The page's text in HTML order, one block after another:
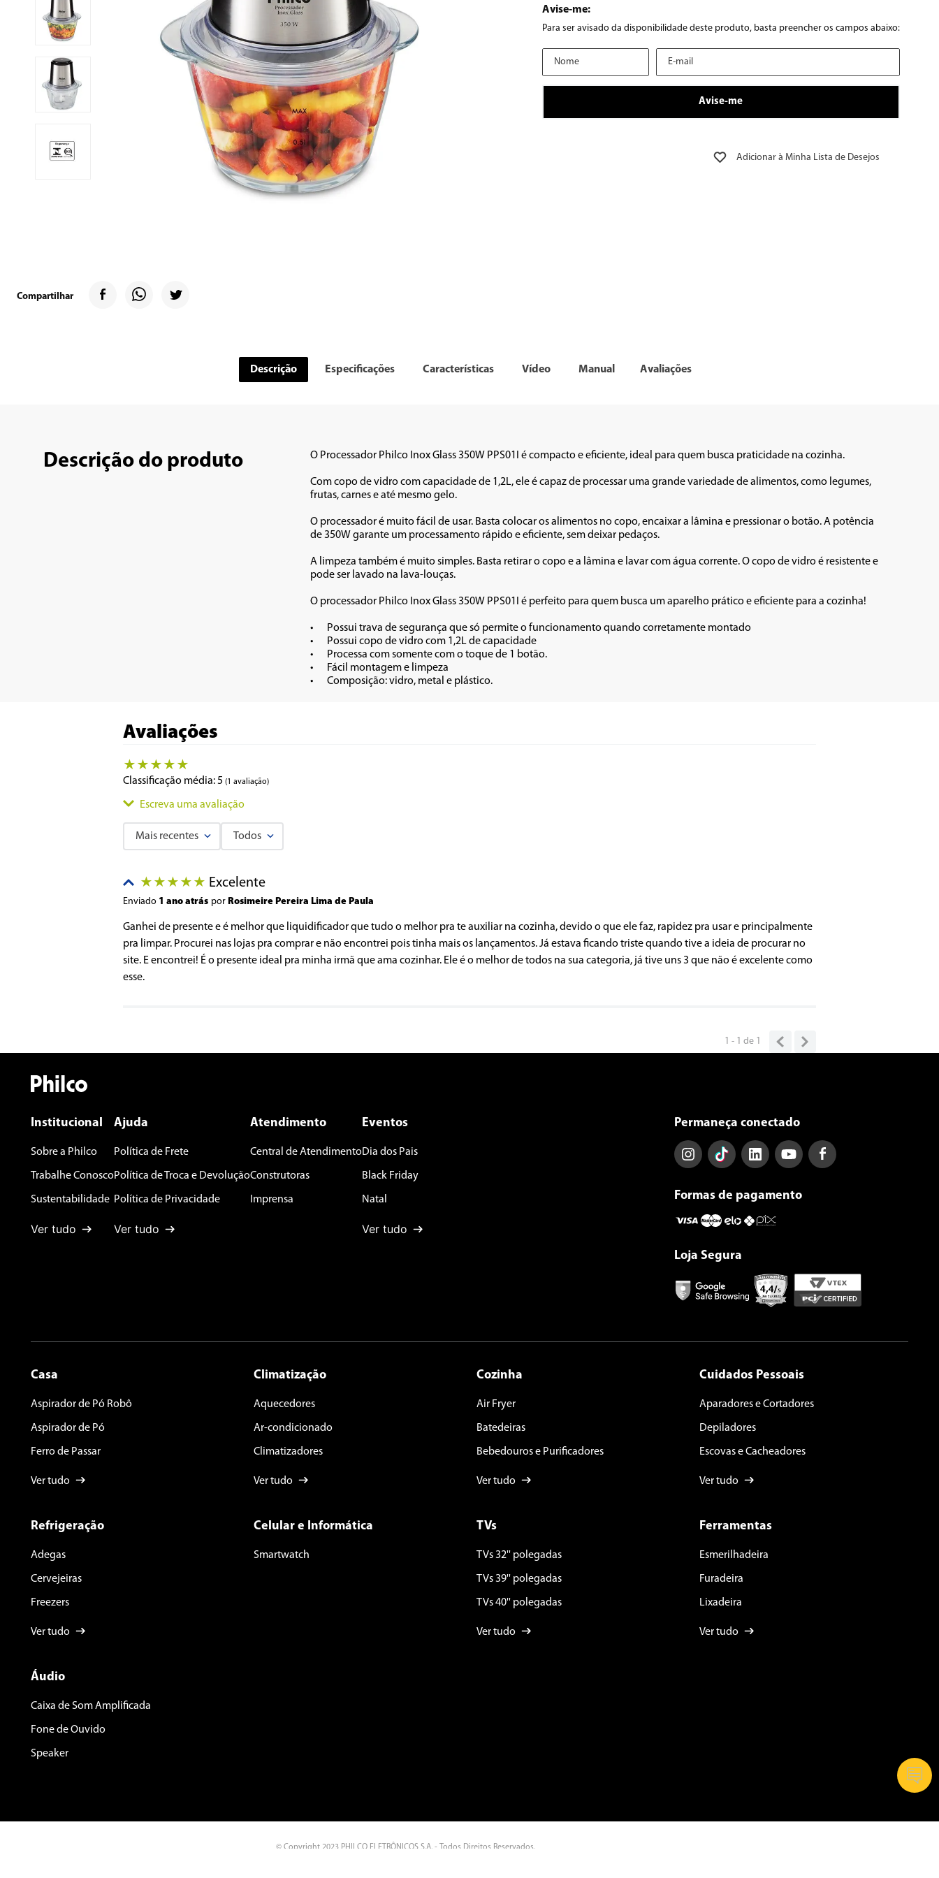
Compartilhar
Descrição Especificações Características Vídeo Manual Avaliações
Descrição do produto O Processador Philco Inox Glass 350W PPS01I é compacto e eficiente, ideal para quem busca praticidade na cozinha.
Com copo de vidro com capacidade de 1,2L, ele é capaz de processar uma grande variedade de alimentos, como legumes,
frutas, carnes e até mesmo gelo.
O processador é muito fácil de usar. Basta colocar os alimentos no copo, encaixar a lâmina e pressionar o botão. A potência
de 350W garante um processamento rápido e eficiente, sem deixar pedaços.
A limpeza também é muito simples. Basta retirar o copo e a lâmina e lavar com água corrente. O copo de vidro é resistente e
pode ser lavado na lava-louças.
O processador Philco Inox Glass 350W PPS01I é perfeito para quem busca um aparelho prático e eficiente para a cozinha!
•	Possui trava de segurança que só permite o funcionamento quando corretamente montado
•	Possui copo de vidro com 1,2L de capacidade
•	Processa com somente com o toque de 1 botão.
•	Fácil montagem e limpeza
•	Composição: vidro, metal e plástico.
Avaliações
★ ★ ★ ★ ★
Classificação média: 5 (1 avaliação)
Escreva uma avaliação
Título
Avalie o produto de 1 a 5 estrelas
Mais recentes Todos
★ ★ ★ ★ ★ Excelente
Enviado 1 ano atrás por Rosimeire Pereira Lima de Paula
Ganhei de presente e é melhor que liquidificador que tudo o melhor pra te auxiliar na cozinha, devido o que ele faz, rapidez pra usar e principalmente
pra limpar. Procurei nas lojas pra comprar e não encontrei pois tinha mais os lançamentos. Já estava ficando triste quando tive a ideia de procurar no
site. E encontrei! É o presente ideal pra minha irmã que ama cozinhar. Ele é o melhor de todos na sua categoria, já tive uns 3 que não é excelente como
esse.
1 - 1de 1
Institucional
Sobre a Philco
Trabalhe Conosco
Sustentabilidade
Ver tudo
Ajuda
Política de Frete
Política de Troca e Devolução
Política de Privacidade
Ver tudo
Atendimento
Central de Atendimento
Construtoras
Imprensa
Eventos
Dia dos Pais
Black Friday
Natal
Ver tudo
Permaneça conectado
Formas de pagamento
Loja Segura
Casa
Aspirador de Pó Robô
Aspirador de Pó
Ferro de Passar
Ver tudo
Climatização
Aquecedores
Ar-condicionado
Climatizadores
Ver tudo
Cozinha
Air Fryer
Batedeiras
Bebedouros e Purificadores
Ver tudo
Cuidados Pessoais
Aparadores e Cortadores
Depiladores
Escovas e Cacheadores
Ver tudo
Refrigeração
Adegas
Cervejeiras
Freezers
Ver tudo
Celular e Informática
Smartwatch
TVs
TVs 32'' polegadas
TVs 39'' polegadas
TVs 40'' polegadas
Ver tudo
Ferramentas
Esmerilhadeira
Furadeira
Lixadeira
Ver tudo
Áudio
Caixa de Som Amplificada
Fone de Ouvido
Speaker
© Copyright 2023 PHILCO ELETRÔNICOS S.A. - Todos Direitos Reservados.
geladeira
10º microondas